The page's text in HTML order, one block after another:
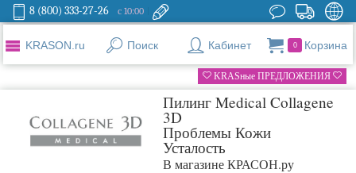
8 (800) 333-27-26 с 10:00
KRASON.ru Поиск Кабинет 0 Корзина
KRASные ПРЕДЛОЖЕНИЯ
Пилинг Medical Collagene
3D
Проблемы Кожи
Усталость
В магазине КРАСОН.ру